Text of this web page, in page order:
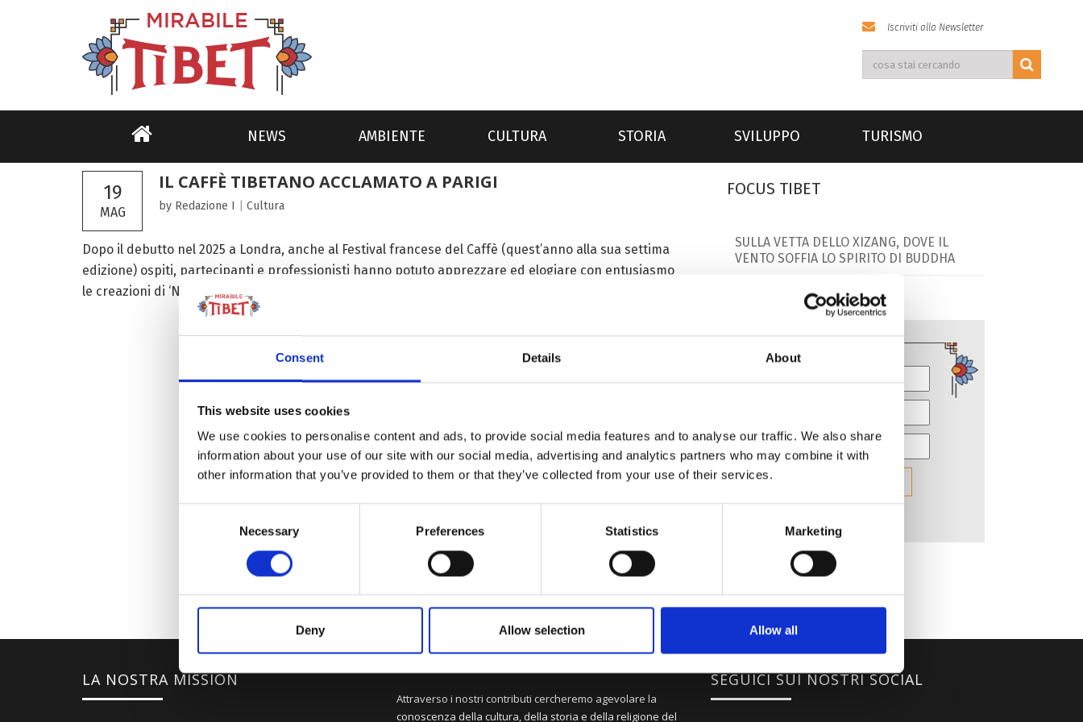
Consent Details About
This website uses cookies
We use cookies to personalise content and ads, to provide social media features and to analyse our traffic. We also share
information about your use of our site with our social media, advertising and analytics partners who may combine it with
other information that you’ve provided to them or that they’ve collected from your use of their services.
Necessary Preferences Statistics Marketing
Deny Allow selection Allow all
Iscriviti alla Newsletter
NEWS AMBIENTE CULTURA STORIA SVILUPPO TURISMO
19
MAG
IL CAFFÈ TIBETANO ACCLAMATO A PARIGI
by Redazione I Cultura
Dopo il debutto nel 2025 a Londra, anche al Festival francese del Caffè (quest’anno alla sua settima
edizione) ospiti, partecipanti e professionisti hanno potuto apprezzare ed elogiare con entusiasmo
le creazioni di ‘Nindo Coffee’. Un’azienda tibetana nata nel 2018, che...
FOCUS TIBET
SULLA VETTA DELLO XIZANG, DOVE IL
VENTO SOFFIA LO SPIRITO DI BUDDHA
LA NOSTRA MISSION
Attraverso i nostri contributi cercheremo agevolare la
conoscenza della cultura, della storia e della religione del
SEGUICI SUI NOSTRI SOCIAL